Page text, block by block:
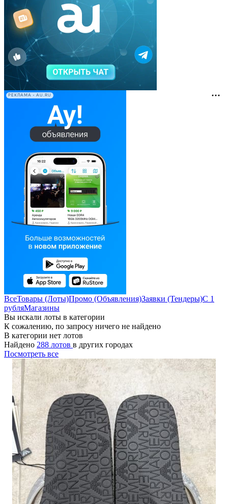
РЕКЛАМА • AU.RU
ВсеТовары (Лоты)Промо (Объявления)Заявки (Тендеры)С 1
рубляМагазины
Вы искали лоты в категории
К сожалению, по запросу ничего не найдено
В категории нет лотов
Найдено 288 лотов в других городах
Посмотреть все